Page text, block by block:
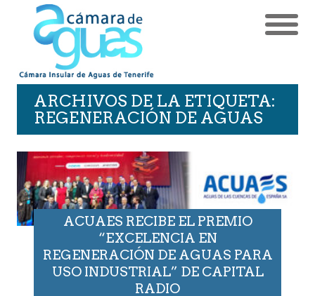
ARCHIVOS DE LA ETIQUETA:
REGENERACIÓN DE AGUAS
ACUAES RECIBE EL PREMIO
“EXCELENCIA EN
REGENERACIÓN DE AGUAS PARA
USO INDUSTRIAL” DE CAPITAL
RADIO